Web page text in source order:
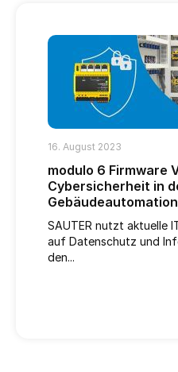
16. August 2023
modulo 6 Firmware
Cybersicherheit in
Gebäudeautomation
SAUTER nutzt aktuelle
auf Datenschutz und
den...